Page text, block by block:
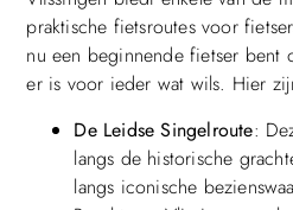
praktische fietsroutes voor
nu een beginnende fietser bent
er is voor ieder wat wils. Hier
De Leidse Singelroute:
langs de historische
langs iconische